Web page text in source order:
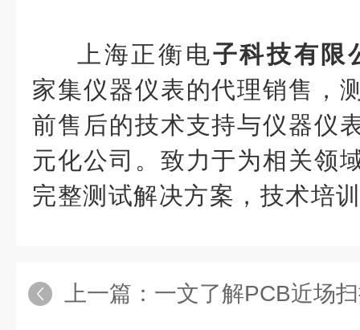
上海正衡电子科技有限
家集仪器仪表的代理销售，
前售后的技术支持与仪器仪
元化公司。致力于为相关领
完整测试解决方案，技术培
上一篇： 一文了解PCB近场扫描仪的